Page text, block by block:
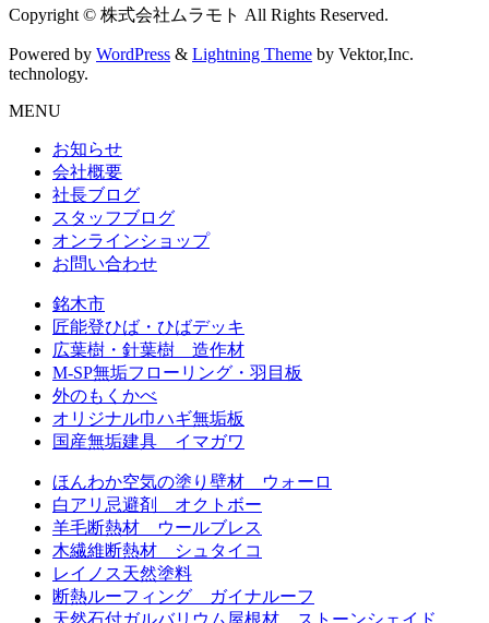
Copyright © 株式会社ムラモト All Rights Reserved.
Powered by WordPress & Lightning Theme by Vektor,Inc.
technology.
MENU
お知らせ
会社概要
社長ブログ
スタッフブログ
オンラインショップ
お問い合わせ
銘木市
匠能登ひば・ひばデッキ
広葉樹・針葉樹 造作材
M-SP無垢フローリング・羽目板
外のもくかべ
オリジナル巾ハギ無垢板
国産無垢建具 イマガワ
ほんわか空気の塗り壁材 ウォーロ
白アリ忌避剤 オクトボー
羊毛断熱材 ウールブレス
木繊維断熱材 シュタイコ
レイノス天然塗料
断熱ルーフィング ガイナルーフ
天然石付ガルバリウム屋根材 ストーンシェイド